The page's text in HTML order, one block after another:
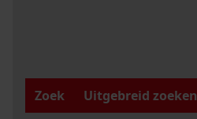
Zoek
Uitgebreid zoeken